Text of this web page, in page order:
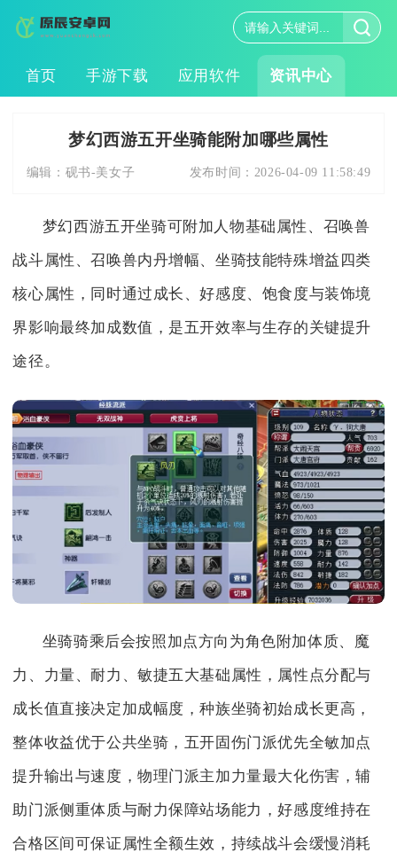
首页 手游下载 应用软件 资讯中心
梦幻西游五开坐骑能附加哪些属性
编辑： 砚书-美女子 发布时间： 2026-04-09 11:58:49
梦幻西游五开坐骑可附加人物基础属性、召唤兽
战斗属性、召唤兽内丹增幅、坐骑技能特殊增益四类
核心属性，同时通过成长、好感度、饱食度与装饰境
界影响最终加成数值，是五开效率与生存的关键提升
途径。
坐骑骑乘后会按照加点方向为角色附加体质、魔
力、力量、耐力、敏捷五大基础属性，属性点分配与
成长值直接决定加成幅度，种族坐骑初始成长更高，
整体收益优于公共坐骑，五开固伤门派优先全敏加点
提升输出与速度，物理门派主加力量最大化伤害，辅
助门派侧重体质与耐力保障站场能力，好感度维持在
合格区间可保证属性全额生效，持续战斗会缓慢消耗